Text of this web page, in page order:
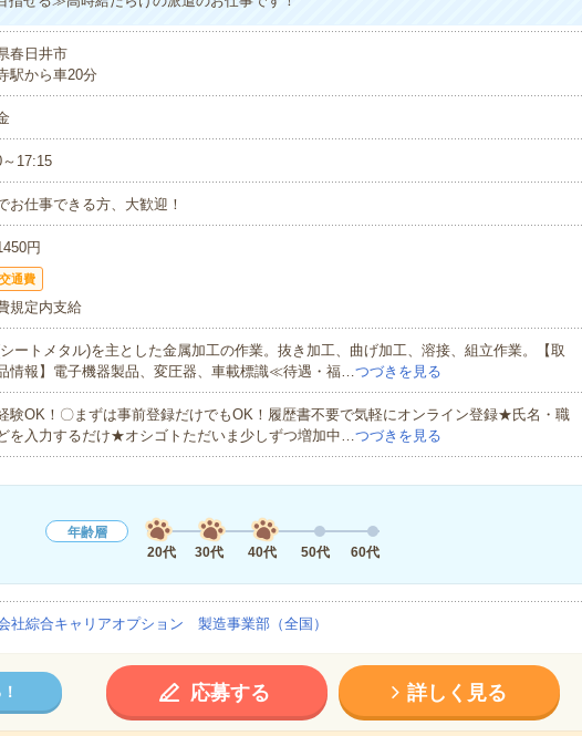
春日井市
駅から車20分
17:15
お仕事できる方、大歓迎！
円
交通費
規定内支給
ートメタル)を主とした金属加工の作業。抜き加工、曲げ加工、溶接、組立作業。【取
情報】電子機器製品、変圧器、車載標識≪待遇・福…つづきを見る
験OK！〇まずは事前登録だけでもOK！履歴書不要で気軽にオンライン登録★氏名・職
を入力するだけ★オシゴトただいま少しずつ増加中…つづきを見る
年齢層
20代
30代 40代 50代 60代
社綜合キャリアオプション 製造事業部（全国）
応募する 詳しく見る